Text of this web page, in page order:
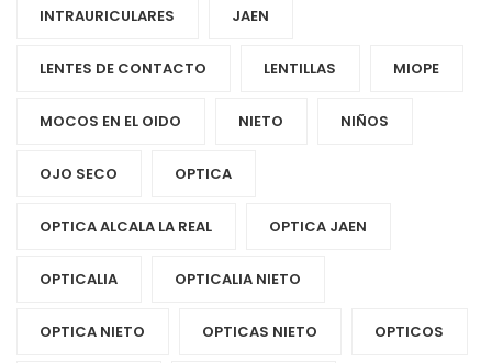
INTRAURICULARES JAEN
LENTES DE CONTACTO LENTILLAS MIOPE
MOCOS EN EL OIDO NIETO NIÑOS
OJO SECO OPTICA
OPTICA ALCALA LA REAL OPTICA JAEN
OPTICALIA OPTICALIA NIETO
OPTICA NIETO OPTICAS NIETO OPTICOS